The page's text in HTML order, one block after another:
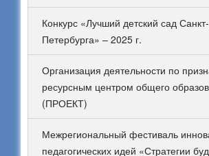
Конкурс «Лучший детский сад Санкт-
Петербурга» – 2025 г.
Организация деятельности по
ресурсным центром общего
(ПРОЕКТ)
Межрегиональный фестиваль
педагогических идей «Стратегии